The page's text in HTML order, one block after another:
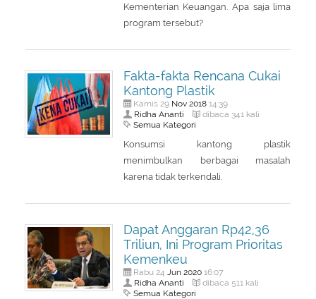
Kementerian Keuangan. Apa saja lima
program tersebut?
Fakta-fakta Rencana Cukai
Kantong Plastik
Kamis 29 Nov 201814:39
Ridha Ananti dibaca 341 kali
Semua Kategori
Konsumsi kantong plastik
menimbulkan berbagai masalah
karena tidak terkendali.
Dapat Anggaran Rp42,36
Triliun, Ini Program Prioritas
Kemenkeu
Rabu 24 Jun 202016:07
Ridha Ananti dibaca 511 kali
Semua Kategori